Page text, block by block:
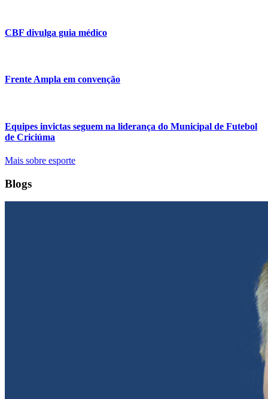
CBF divulga guia médico
Frente Ampla em convenção
Equipes invictas seguem na liderança do Municipal de Futebol
de Criciúma
Mais sobre esporte
Blogs